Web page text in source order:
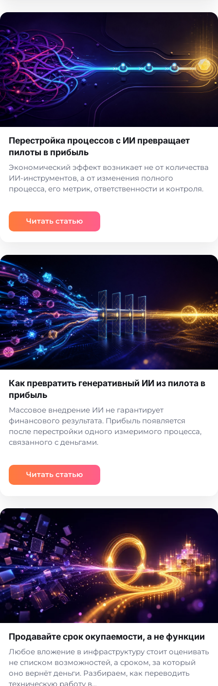
Перестройка процессов с ИИ превращает
пилоты в прибыль
Экономический эффект возникает не от количества
ИИ-инструментов, а от изменения полного
процесса, его метрик, ответственности и контроля.
Читать статью
Как превратить генеративный ИИ из пилота в
прибыль
Массовое внедрение ИИ не гарантирует
финансового результата. Прибыль появляется
после перестройки одного измеримого процесса,
связанного с деньгами.
Читать статью
Продавайте срок окупаемости, а не функции
Любое вложение в инфраструктуру стоит оценивать
не списком возможностей, а сроком, за который
оно вернёт деньги. Разбираем, как переводить
техническую работу в…